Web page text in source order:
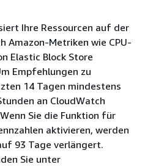
Ihre Ressourcen auf der
Amazon-Metriken wie CPU-
Elastic Block Store
Empfehlungen zu
14 Tagen mindestens
an CloudWatch
Sie die Funktion für
aktivieren, werden
93 Tage verlängert.
Sie unter